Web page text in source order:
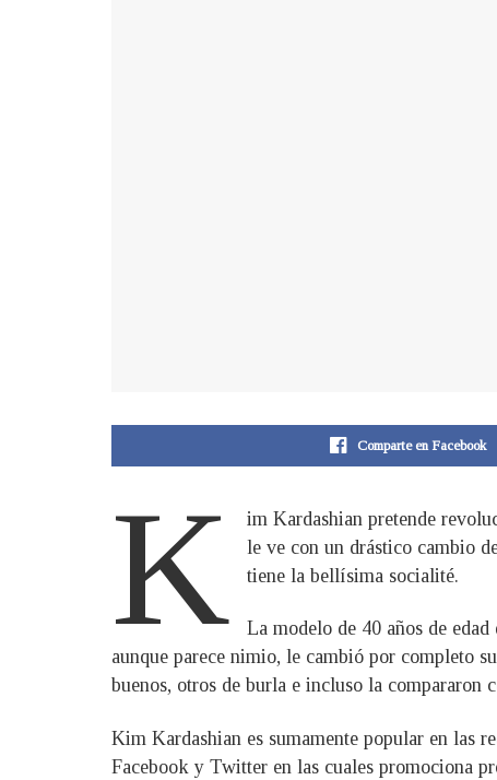
Comparte en Facebook
K
im Kardashian pretende
le ve con un drástico cambio
tiene la bellísima socialité.
La modelo de 40 años de
aunque parece nimio, le cambió por completo
buenos, otros de burla e incluso la compararon
Kim Kardashian es sumamente popular en las
Facebook y Twitter en las cuales promociona